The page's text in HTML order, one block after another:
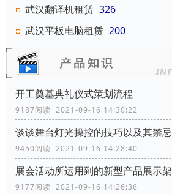
武汉翻译机租赁 326
武汉平板电脑租赁 200
开工奠基典礼仪式策划流程
9187阅读 2021-09-16 14:30:22
谈谈舞台灯光操控的技巧以及其禁忌
9450阅读 2021-09-16 14:28:40
展会活动所运用到的新型产品展示架
9177阅读 2021-09-16 14:26:36